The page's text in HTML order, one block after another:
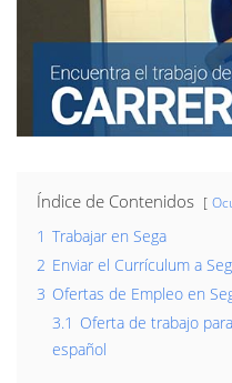
Índice de Contenidos
1 Trabajar en Sega
2 Enviar el Currículum a
3 Ofertas de Empleo en
3.1 Oferta de trabajo
español